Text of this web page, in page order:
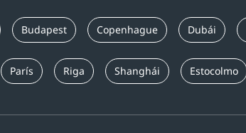
Budapest Copenhague Dubái
París Riga Shanghái Estocolmo